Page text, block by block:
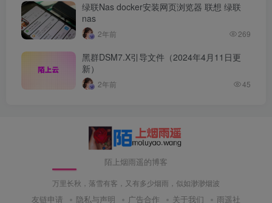
绿联Nas docker安装网页浏览器 联想 绿联
nas
2年前 269
黑群DSM7.X引导文件（2024年4月11日更
新）
2年前 45
陌上烟雨遥的博客
万里长秋，落雪有客，又有多少烟雨，似如渺渺烟波
友链申请 隐私与声明 广告合作 关于我们 雨遥社